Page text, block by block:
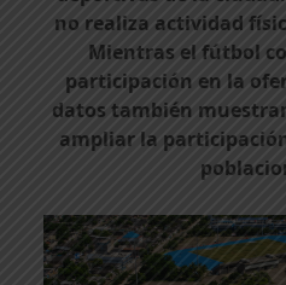
no realiza actividad
Mientras el fútbol
participación en la
datos también
ampliar la